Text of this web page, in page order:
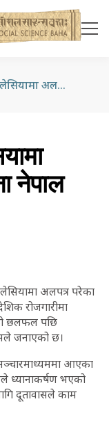
दूतावासले भन्यो: मलेसियामा अलपत्र परेका १३ जना नेपाल आउँदैछन्
नेपाल
अलपत्र परेका
रोजगारीमा
छलफल पछि
जनाएको छ।
आएका
ध्यानाकर्षण भएको
दूतावासले काम